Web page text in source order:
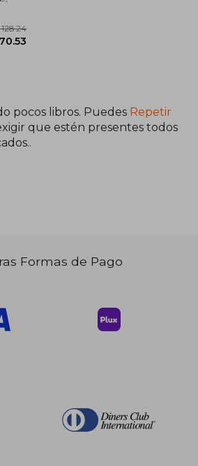
$ 87.76
$ 52.66
40%
dcto. $
pocos libros. Puedes Repetir
que estén presentes todos
Formas de Pago